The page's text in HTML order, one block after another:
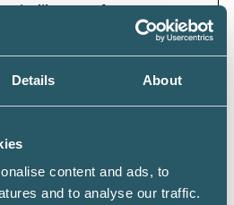
Details About
content and ads, to
and to analyse our traffic.
indikatorer för att
en överträdelse är
av överträdelser i fyra
sanktionsavgifter ska
följs